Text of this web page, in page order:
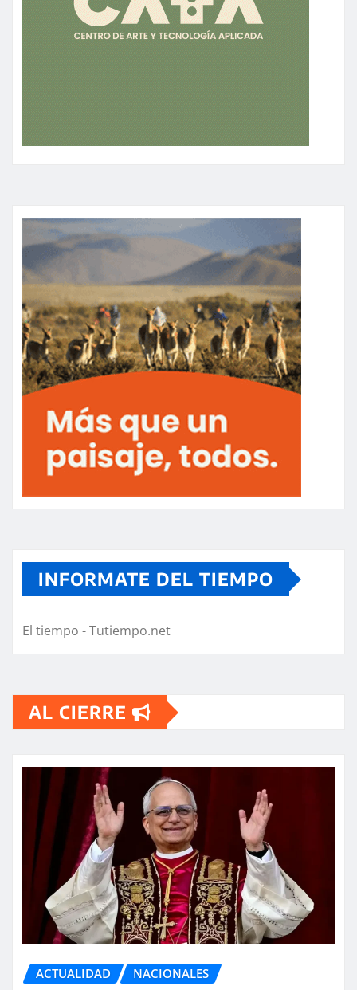
INFORMATE DEL TIEMPO
El tiempo - Tutiempo.net
AL CIERRE
ACTUALIDAD NACIONALES